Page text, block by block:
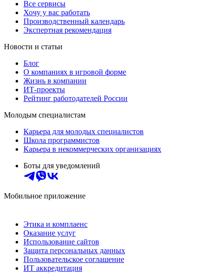
Все сервисы
Хочу у вас работать
Производственный календарь
Экспертная рекомендация
Новости и статьи
Блог
О компаниях в игровой форме
Жизнь в компании
ИТ-проекты
Рейтинг работодателей России
Молодым специалистам
Карьера для молодых специалистов
Школа программистов
Карьера в некоммерческих организациях
Боты для уведомлений
Мобильное приложение
Этика и комплаенс
Оказание услуг
Использование сайтов
Защита персональных данных
Пользовательское соглашение
ИТ аккредитация